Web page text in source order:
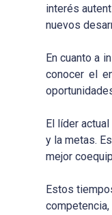
interés
nuevos
En cuanto a
conocer el
El líder
y la metas.
mejor
Estos